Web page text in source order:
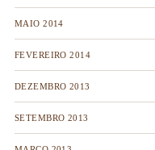
MAIO 2014
FEVEREIRO 2014
DEZEMBRO 2013
SETEMBRO 2013